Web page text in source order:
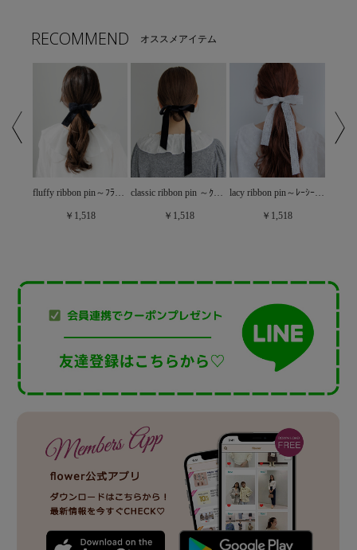
RECOMMEND オススメアイテム
fluffy ribbon pin～ﾌﾗｯﾌｨｰﾘﾎﾞﾝﾋﾟﾝ
￥1,518
classic ribbon pin ～ｸﾗｼｯｸﾘﾎﾞﾝﾋﾟﾝ
￥1,518
lacy ribbon pin～ﾚｰｼｰﾘﾎﾞﾝﾋﾟﾝ
￥1,518